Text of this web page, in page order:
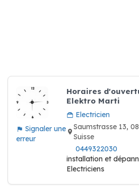
Signaler une
erreur
Horaires
Elektro Marti
Electricien
Saumstrasse 13,
Suisse
0449322030
installation et
Electriciens